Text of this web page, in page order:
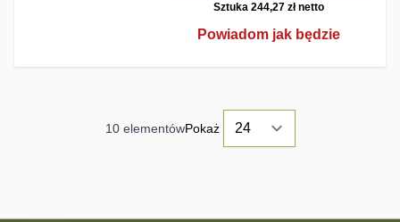
Sztuka 244,27 złnetto
Powiadom jak będzie
10elementówPokaż